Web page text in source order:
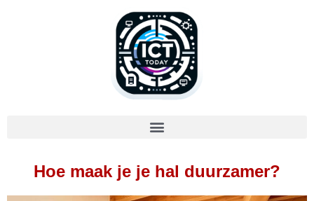
Hoe maak je je hal duurzamer?